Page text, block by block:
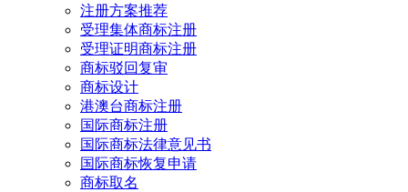
注册方案推荐
受理集体商标注册
受理证明商标注册
商标驳回复审
商标设计
港澳台商标注册
国际商标注册
国际商标法律意见书
国际商标恢复申请
商标取名